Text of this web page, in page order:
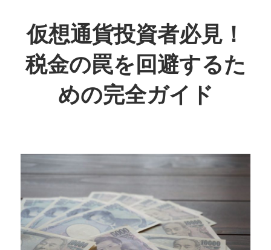
ン
ツ
仮想通貨投資者必見！
税金の罠を回避するた
めの完全ガイド
の
未
を
賢
く